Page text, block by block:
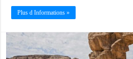
Plus d Informations »